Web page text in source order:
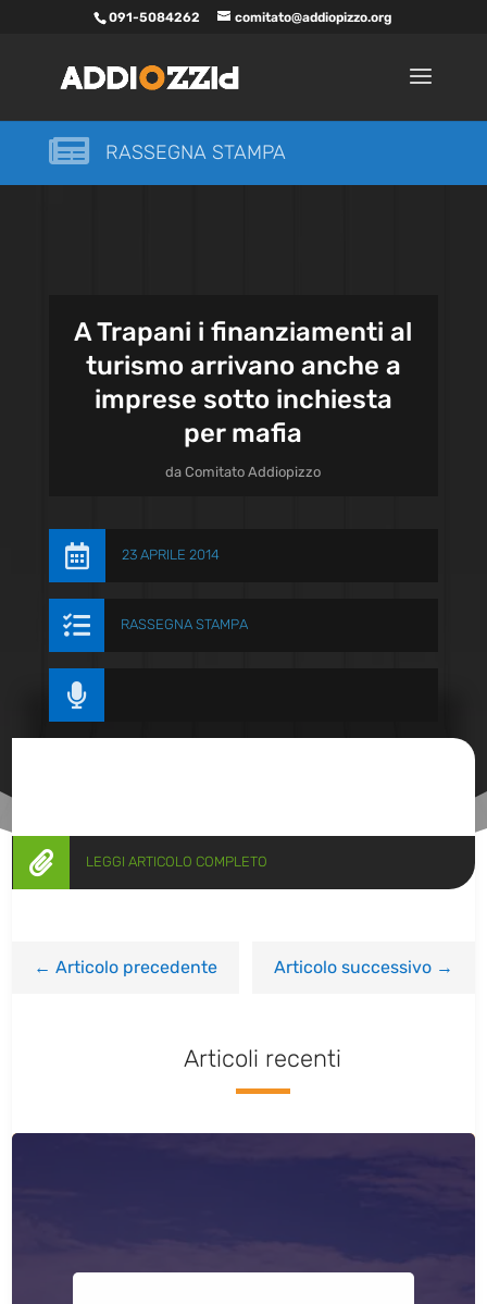
091-5084262 comitato@addiopizzo.org
 RASSEGNA STAMPA
A Trapani i finanziamenti al
turismo arrivano anche a
imprese sotto inchiesta
per mafia
daComitato Addiopizzo
 23 APRILE 2014
 RASSEGNA STAMPA

 LEGGI ARTICOLO COMPLETO
←Articolo precedente Articolo successivo→
Articoli recenti